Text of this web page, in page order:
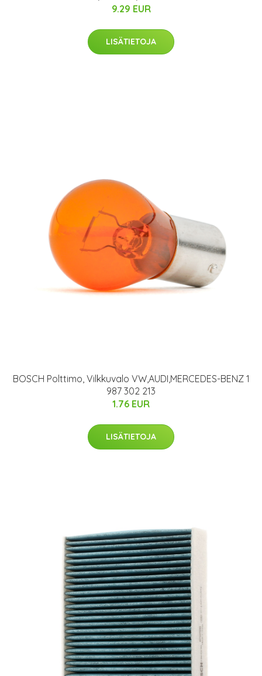
9.29 EUR
LISÄTIETOJA
BOSCH Polttimo, Vilkkuvalo VW,AUDI,MERCEDES-BENZ 1
987 302 213
1.76 EUR
LISÄTIETOJA